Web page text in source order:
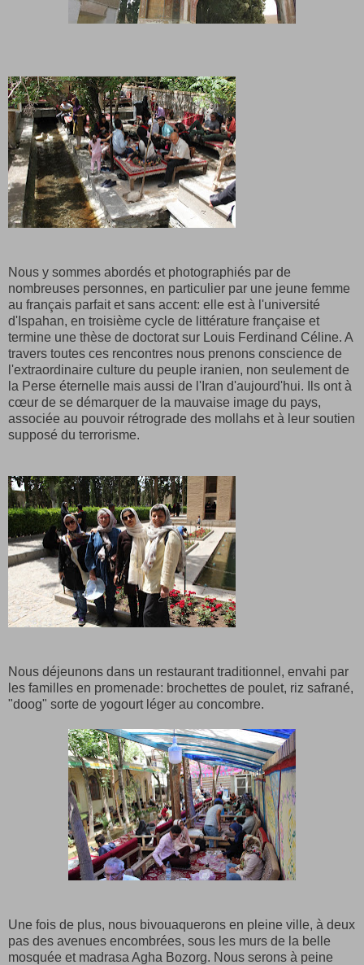
Nous y sommes abordés et photographiés par de
nombreuses personnes, en particulier par une jeune femme
au français parfait et sans accent: elle est à l'université
d'Ispahan, en troisième cycle de littérature française et
termine une thèse de doctorat sur Louis Ferdinand Céline. A
travers toutes ces rencontres nous prenons conscience de
l'extraordinaire culture du peuple iranien, non seulement de
la Perse éternelle mais aussi de l'Iran d'aujourd'hui. Ils ont à
cœur de se démarquer de la mauvaise image du pays,
associée au pouvoir rétrograde des mollahs et à leur soutien
supposé du terrorisme.
Nous déjeunons dans un restaurant traditionnel, envahi par
les familles en promenade: brochettes de poulet, riz safrané,
"doog" sorte de yogourt léger au concombre.
Une fois de plus, nous bivouaquerons en pleine ville, à deux
pas des avenues encombrées, sous les murs de la belle
mosquée et madrasa Agha Bozorg. Nous serons à peine